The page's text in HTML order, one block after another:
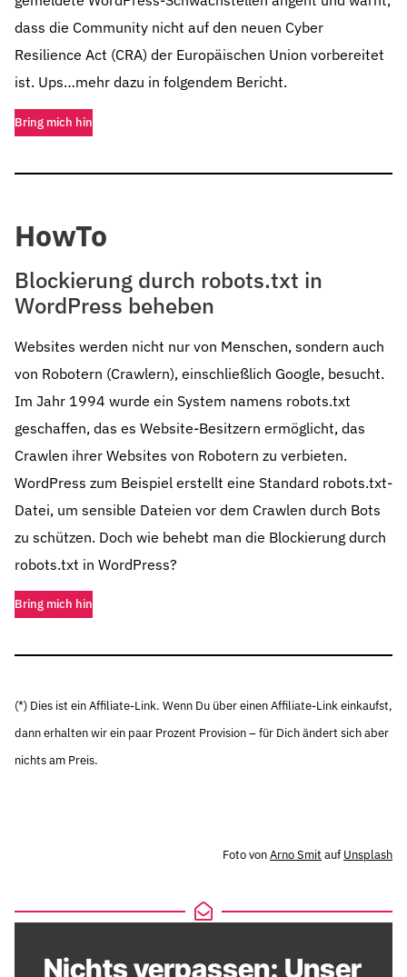
dass die Community nicht auf den neuen Cyber
Resilience Act (CRA) der Europäischen Union vorbereitet
ist. Ups…mehr dazu in folgendem Bericht.
Bring mich hin
HowTo
Blockierung durch robots.txt in
WordPress beheben
Websites werden nicht nur von Menschen, sondern auch
von Robotern (Crawlern), einschließlich Google, besucht.
Im Jahr 1994 wurde ein System namens robots.txt
geschaffen, das es Website-Besitzern ermöglicht, das
Crawlen ihrer Websites von Robotern zu verbieten.
WordPress zum Beispiel erstellt eine Standard robots.txt-
Datei, um sensible Dateien vor dem Crawlen durch Bots
zu schützen. Doch wie behebt man die Blockierung durch
robots.txt in WordPress?
Bring mich hin
(*) Dies ist ein Affiliate-Link. Wenn Du über einen Affiliate-Link einkaufst,
dann erhalten wir ein paar Prozent Provision – für Dich ändert sich aber
nichts am Preis.
Foto vonArno Smit auf Unsplash
Nichts verpassen: Unser